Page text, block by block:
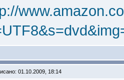
01.10.2009, 18:14